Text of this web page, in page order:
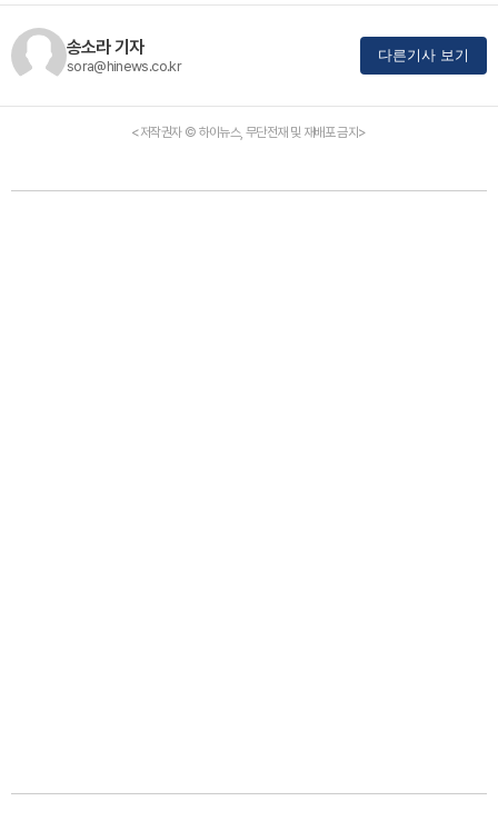
송소라 기자
sora@hinews.co.kr
다른기사 보기
<저작권자 © 하이뉴스, 무단전재 및 재배포 금지>